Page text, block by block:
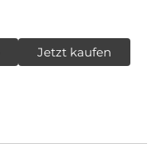
Jetzt kaufen